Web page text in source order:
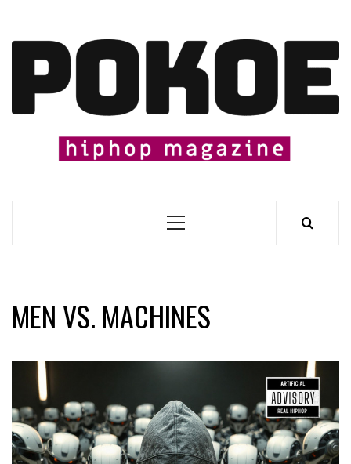
content
Primary
MEN VS. MACHINES